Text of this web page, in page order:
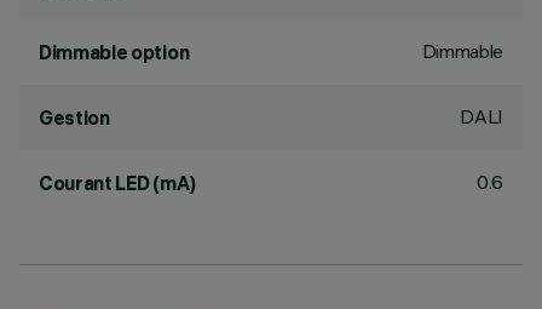
Dimmable option Dimmable
Gestion DALI
Courant LED (mA) 0.6